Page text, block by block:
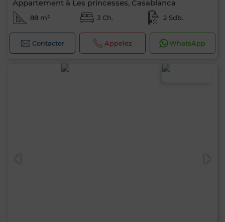
Appartement à Les princesses, Casablanca
88 m² 3 Ch. 2 Sdb.
Contacter Appelez WhatsApp